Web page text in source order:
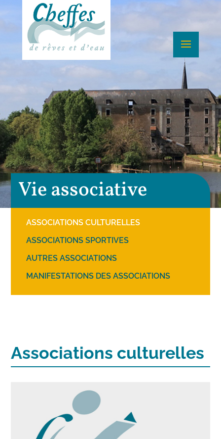
Vie associative
ASSOCIATIONS CULTURELLES
ASSOCIATIONS SPORTIVES
AUTRES ASSOCIATIONS
MANIFESTATIONS DES ASSOCIATIONS
Associations culturelles